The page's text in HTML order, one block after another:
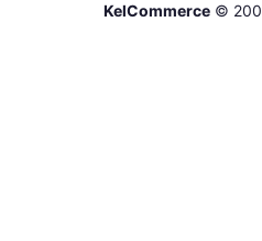
KelCommerce©